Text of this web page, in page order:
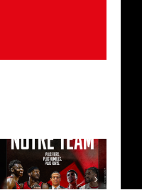
L’EFFECTIF